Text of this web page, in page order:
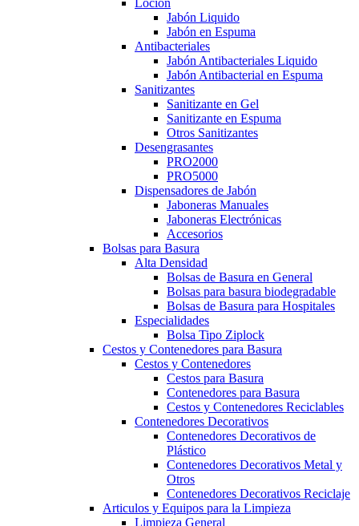
Loción
Jabón Liquido
Jabón en Espuma
Antibacteriales
Jabón Antibacteriales Liquido
Jabón Antibacterial en Espuma
Sanitizantes
Sanitizante en Gel
Sanitizante en Espuma
Otros Sanitizantes
Desengrasantes
PRO2000
PRO5000
Dispensadores de Jabón
Jaboneras Manuales
Jaboneras Electrónicas
Accesorios
Bolsas para Basura
Alta Densidad
Bolsas de Basura en General
Bolsas para basura biodegradable
Bolsas de Basura para Hospitales
Especialidades
Bolsa Tipo Ziplock
Cestos y Contenedores para Basura
Cestos y Contenedores
Cestos para Basura
Contenedores para Basura
Cestos y Contenedores Reciclables
Contenedores Decorativos
Contenedores Decorativos de
Plástico
Contenedores Decorativos Metal y
Otros
Contenedores Decorativos Reciclaje
Articulos y Equipos para la Limpieza
Limpieza General